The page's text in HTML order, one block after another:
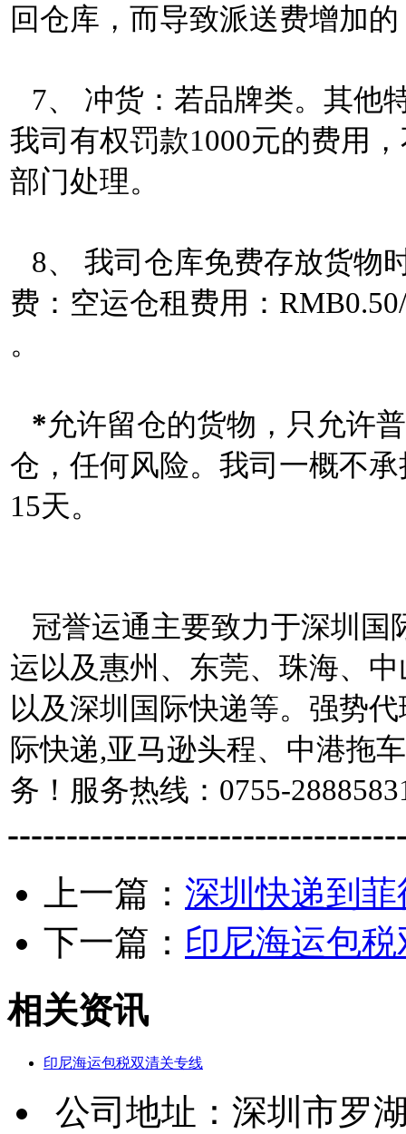
回仓库，而导致派送费增加
7、 冲货：若品牌类。其他
我司有权罚款1000元的费用
部门处理。
8、 我司仓库免费存放货物
费：空运仓租费用：
。
*允许留仓的货物，只允许
仓，任何风险。我司一概不
15天。
冠誉运通主要致力于深圳国
运以及惠州、东莞、珠海、
以及深圳国际快递等。强势
际快递,亚马逊头程、中港拖
务！服务热线：0755-
上一篇： 深圳快递到
下一篇： 印尼海运包
相关资讯
印尼海运包税双清关专线
公司地址：深圳市罗